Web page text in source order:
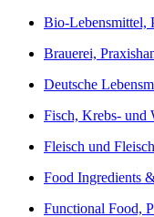
Bio-Lebensmittel,
Brauerei,
Deutsche
Fisch, Krebs- und
Fleisch und
Food Ingredients
Functional Food,